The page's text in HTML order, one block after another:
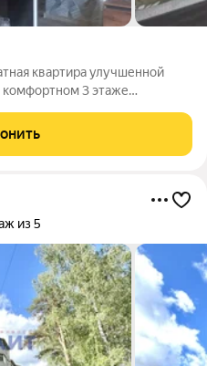
квартира улучшенной
комфортном 3 этаже
проводка, заменены
из 5